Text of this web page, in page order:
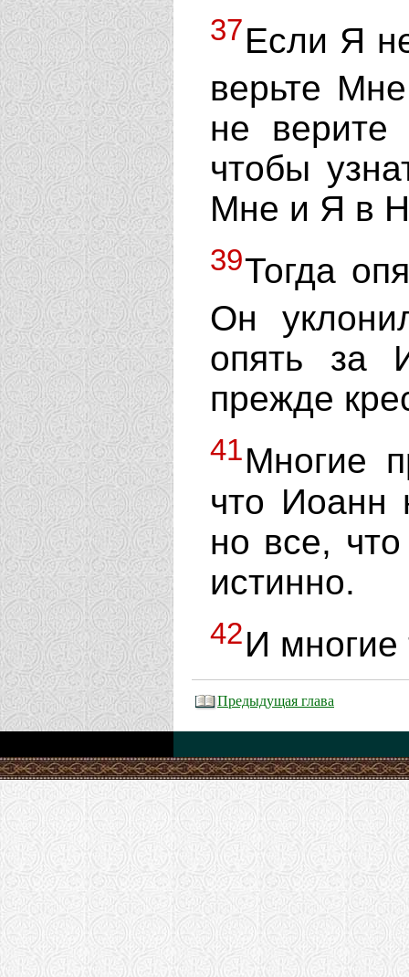
37Если Я
верьте
не
чтобы
Мне и Я в
39Тогда
Он
опять за
прежде
41Многие
что Иоанн
но все,
истинно.
42И многие
Предыдущая глава